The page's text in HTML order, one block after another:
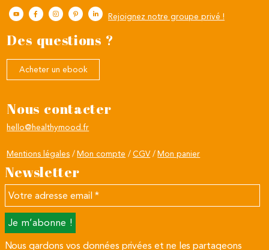
Rejoignez notre groupe privé !
Des questions ?
Acheter un ebook
Nous contacter
hello@healthymood.fr
Mentions légales Mon compte CGV Mon panier
Newsletter
Votre
email
Nous gardons vos données privées et ne les partageons